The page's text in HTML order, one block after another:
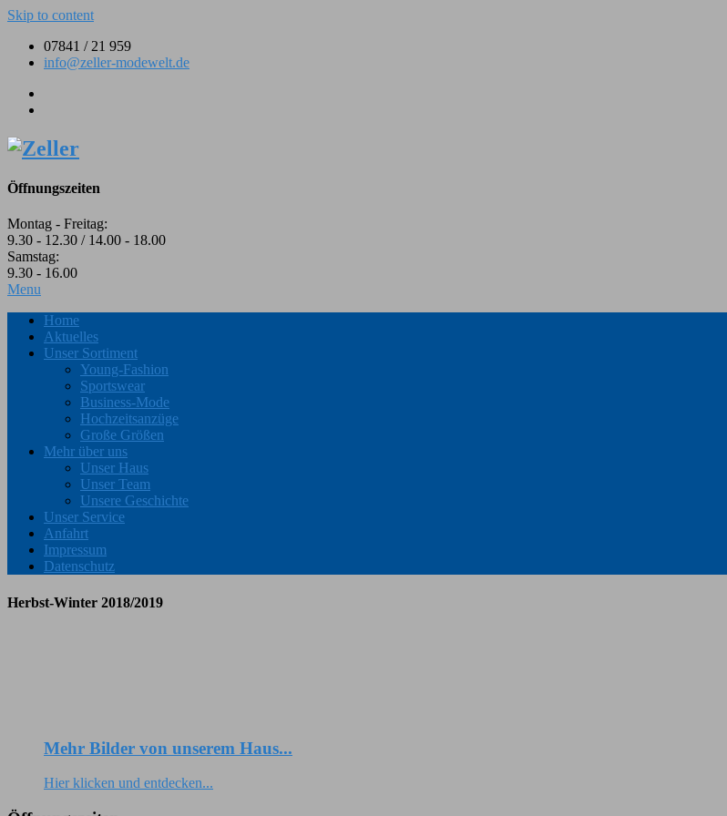
Skip to content
07841 / 21 959
info@zeller-modewelt.de
Öffnungszeiten
Montag - Freitag:
9.30 - 12.30 / 14.00 - 18.00
Samstag:
9.30 - 16.00
Menu
Home
Aktuelles
Unser Sortiment
Young-Fashion
Sportswear
Business-Mode
Hochzeitsanzüge
Große Größen
Mehr über uns
Unser Haus
Unser Team
Unsere Geschichte
Unser Service
Anfahrt
Impressum
Datenschutz
Herbst-Winter 2018/2019
Mehr Bilder von unserem Haus...
Hier klicken und entdecken...